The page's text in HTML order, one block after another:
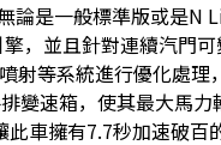
論是一般標準版或是N
，並且針對連續汽門
射等系統進行優化處
變速箱，使其最大馬
車擁有7.7秒加速破